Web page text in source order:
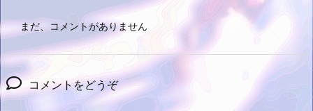
まだ、コメントがありません
コメントをどうぞ